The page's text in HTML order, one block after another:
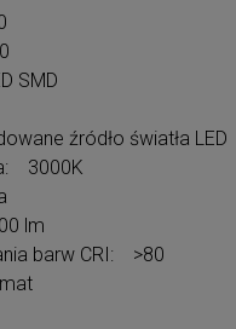
SMD
źródło światła LED
3000K
lm
barw CRI: >80